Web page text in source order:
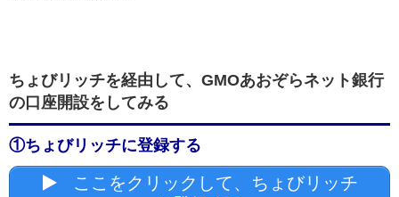
ちょびリッチを経由して、GMOあおぞらネット銀行
の口座開設をしてみる
①ちょびリッチに登録する
ここをクリックして、ちょびリッチ